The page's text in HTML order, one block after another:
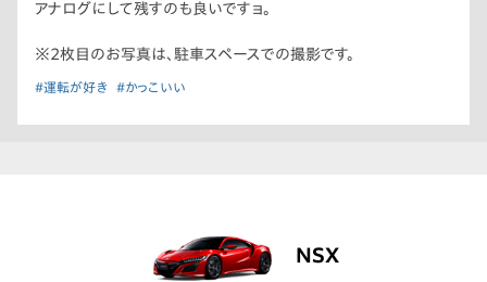
アナログにして残すのも良いですョ。
※2枚目のお写真は、駐車スペースでの撮影です。
#運転が好き #かっこいい
NSX